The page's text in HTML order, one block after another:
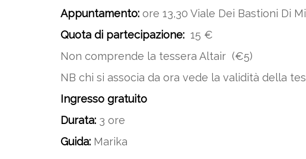
Appuntamento: ore 13,30 Viale Dei Bastioni Di
Quota di partecipazione: 15 €
Non comprende la tessera Altair (€5)
NB chi si associa da ora vede la validità della
Ingresso gratuito
Durata: 3 ore
Guida: Marika